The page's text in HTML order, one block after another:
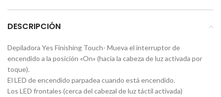
DESCRIPCIÓN
Depiladora Yes Finishing Touch- Mueva el interruptor de
encendido a la posición «On» (hacia la cabeza de luz activada por
toque).
El LED de encendido parpadea cuando está encendido.
Los LED frontales (cerca del cabezal de luz táctil activada)